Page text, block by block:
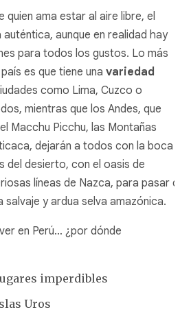
quien ama estar al aire libre, el
aunque en realidad hay
para todos los gustos. Lo más
es que tiene una variedad
como Lima, Cuzco o
mientras que los Andes, que
Macchu Picchu, las Montañas
dejarán a todos con la boca
del desierto, con el oasis de
líneas de Nazca, para pasar
y ardua selva amazónica.
en Perú… ¿por dónde
imperdibles
Uros